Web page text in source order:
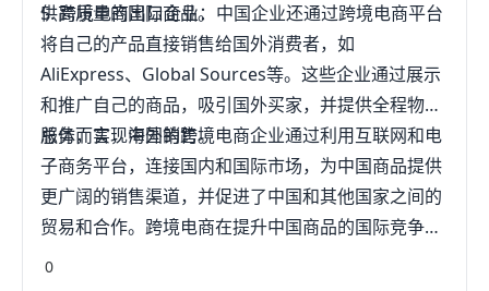
供高质量的国际商品。
5. 跨境电商出口企业：中国企业还通过跨境电商平台
将自己的产品直接销售给国外消费者，如
AliExpress、Global Sources等。这些企业通过展示
和推广自己的商品，吸引国外买家，并提供全程物流
服务，实现海外销售。
总体而言，中国的跨境电商企业通过利用互联网和电
子商务平台，连接国内和国际市场，为中国商品提供
更广阔的销售渠道，并促进了中国和其他国家之间的
贸易和合作。跨境电商在提升中国商品的国际竞争
力、推动中国经济发展以及促进全球贸易方面起到了
0